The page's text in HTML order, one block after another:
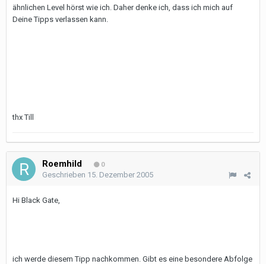
ähnlichen Level hörst wie ich. Daher denke ich, dass ich mich auf
Deine Tipps verlassen kann.
thx Till
Roemhild 0
Geschrieben 15. Dezember 2005
Hi Black Gate,
ich werde diesem Tipp nachkommen. Gibt es eine besondere Abfolge